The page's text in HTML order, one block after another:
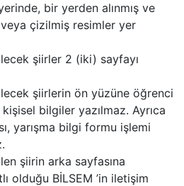
bir yerden alınmış ve
veya çizilmiş resimler yer
şiirler 2 (iki) sayfayı
şiirlerin ön yüzüne öğrenci
bilgiler yazılmaz. Ayrıca
yarışma bilgi formu işlemi
şiirin arka sayfasına
olduğu BİLSEM ’in iletişim